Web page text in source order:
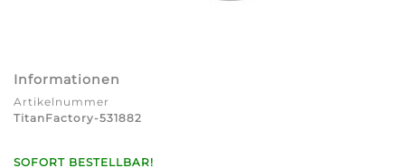
Informationen
Artikelnummer
TitanFactory-531882
SOFORT BESTELLBAR!